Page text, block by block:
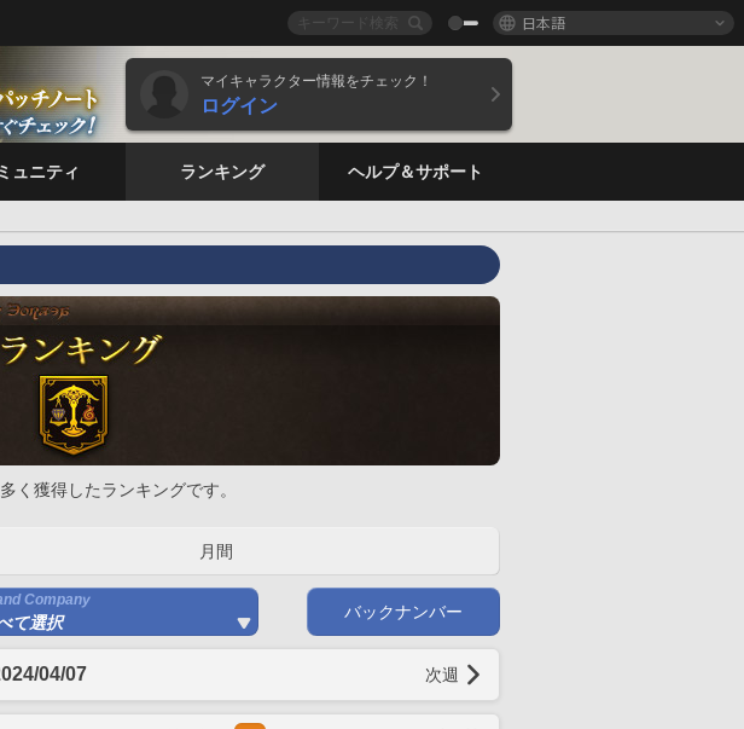
日本語
マイキャラクター情報をチェック！
ログイン
ュニティ ランキング ヘルプ＆サポート
く獲得したランキングです。
月間
Company
て選択
バックナンバー
04/07 次週